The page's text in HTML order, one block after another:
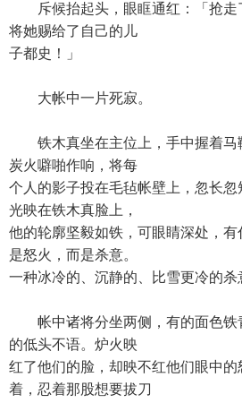
斥候抬起头，眼眶通红：「抢走
将她赐给了自己的儿
子都史！」
大帐中一片死寂。
铁木真坐在主位上，手中握着马
炭火噼啪作响，将每
个人的影子投在毛毡帐壁上，忽长
光映在铁木真脸上，
他的轮廓坚毅如铁，可眼睛深处，
是怒火，而是杀意。
一种冰冷的、沉静的、比雪更冷的杀
帐中诸将分坐两侧，有的面色铁
的低头不语。炉火映
红了他们的脸，却映不红他们眼中
着，忍着那股想要拔刀